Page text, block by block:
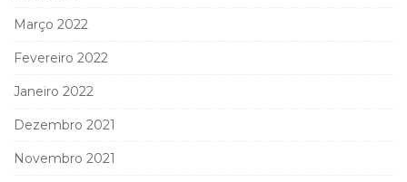
Março 2022
Fevereiro 2022
Janeiro 2022
Dezembro 2021
Novembro 2021